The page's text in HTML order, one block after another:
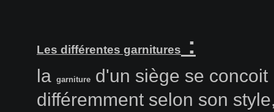
Les différentes garnitures :
la garniture d'un siège se concoit
différemment selon son